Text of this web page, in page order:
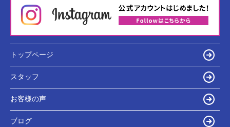
トップページ
スタッフ
お客様の声
ブログ